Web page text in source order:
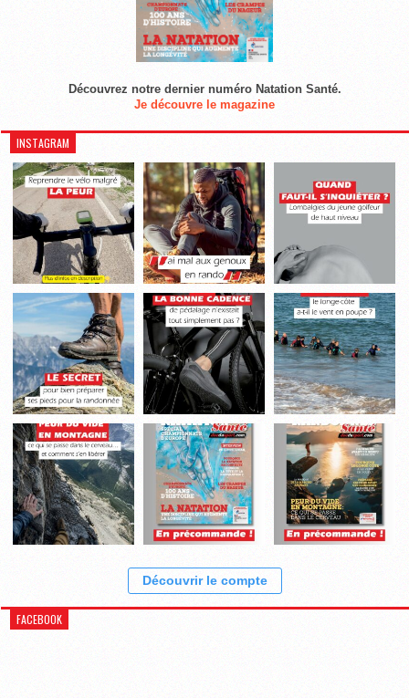
Découvrez notre dernier numéro Natation Santé.
Je découvre le magazine
INSTAGRAM
Découvrir le compte
FACEBOOK